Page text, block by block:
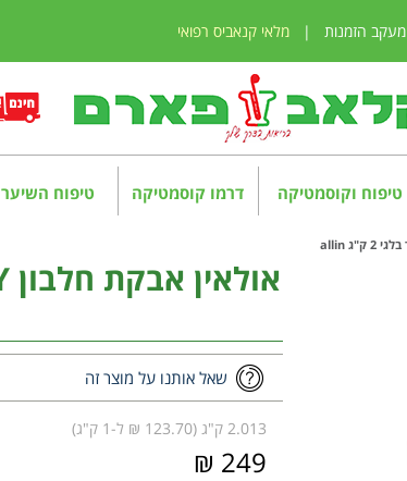
מעקב הזמנות | מלאי קנאביס רפואי
טיפוח וקוסמטיקה דרמו קוסמטיקה טיפוח השיער
שאל אותנו על מוצר זה
2.013 ק"ג (123.70 ₪ ל-1 ק"ג)
249 ₪